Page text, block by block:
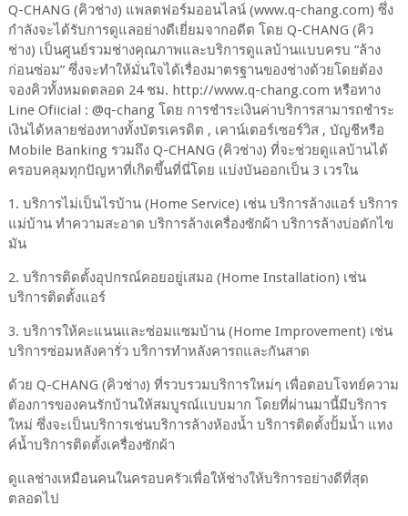
Q-CHANG (คิวช่าง) แพลตฟอร์มออนไลน์ (www.q-chang.com) ซึ่ง
กำลังจะได้รับการดูแลอย่างดีเยี่ยมจากอดีต โดย Q-CHANG (คิว
ช่าง) เป็นศูนย์รวมช่างคุณภาพและบริการดูแลบ้านแบบครบ ”ล้าง
ก่อนซ่อม” ซึ่งจะทำให้มั่นใจได้เรื่องมาตรฐานของช่างด้วยโดยต้อง
จองคิวทั้งหมดตลอด 24 ชม. http://www.q-chang.com หรือทาง
Line Ofiicial : @q-chang โดย การชำระเงินค่าบริการสามารถชำระ
เงินได้หลายช่องทางทั้งบัตรเครดิต , เคาน์เตอร์เซอร์วิส , บัญชีหรือ
Mobile Banking รวมถึง Q-CHANG (คิวช่าง) ที่จะช่วยดูแลบ้านได้
ครอบคลุมทุกปัญหาที่เกิดขึ้นที่นี่โดย แบ่งบันออกเป็น 3 เวรใน
1. บริการไม่เป็นไรบ้าน (Home Service) เช่น บริการล้างแอร์ บริการ
แม่บ้าน ทำความสะอาด บริการล้างเครื่องซักผ้า บริการล้างบ่อดักไข
มัน
2. บริการติดตั้งอุปกรณ์คอยอยู่เสมอ (Home Installation) เช่น
บริการติดตั้งแอร์
3. บริการให้คะแนนและซ่อมแซมบ้าน (Home Improvement) เช่น
บริการซ่อมหลังคารั่ว บริการทำหลังคารถและกันสาด
ด้วย Q-CHANG (คิวช่าง) ที่รวบรวมบริการใหม่ๆ เพื่อตอบโจทย์ความ
ต้องการของคนรักบ้านให้สมบูรณ์แบบมาก โดยที่ผ่านมานี้มีบริการ
ใหม่ ซึ่งจะเป็นบริการเช่นบริการล้างห้องน้ำ บริการติดตั้งปั้มน้ำ แทง
ค์น้ำบริการติดตั้งเครื่องซักผ้า
ดูแลช่างเหมือนคนในครอบครัวเพื่อให้ช่างให้บริการอย่างดีที่สุด
ตลอดไป